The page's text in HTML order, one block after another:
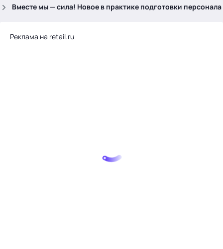
Вместе мы — сила! Новое в практике подготовки персонала
Реклама на retail.ru